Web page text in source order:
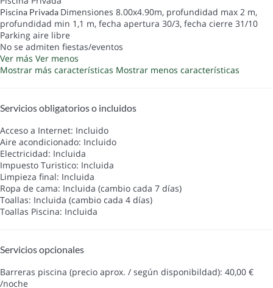
Piscina Privada Dimensiones 8.00x4.90m, profundidad max 2 m,
profundidad min 1,1 m, fecha apertura 30/3, fecha cierre 31/10
Parking aire libre
No se admiten fiestas/eventos
Ver más Ver menos
Mostrar más características Mostrar menos características
Servicios obligatorios o incluidos
Acceso a Internet: Incluido
Aire acondicionado: Incluido
Electricidad: Incluida
Impuesto Turistico: Incluida
Limpieza final: Incluida
Ropa de cama: Incluida (cambio cada 7 días)
Toallas: Incluida (cambio cada 4 días)
Toallas Piscina: Incluida
Servicios opcionales
Barreras piscina (precio aprox. / según disponibildad): 40,00 €
/noche